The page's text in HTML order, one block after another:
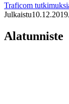
Traficom
Julkaistu10.12.2019
Alatunniste